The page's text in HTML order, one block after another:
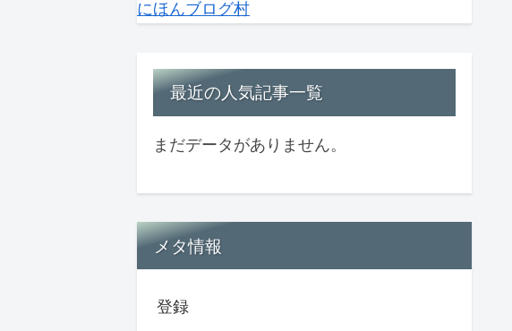
にほんブログ村
最近の人気記事一覧
まだデータがありません。
メタ情報
登録